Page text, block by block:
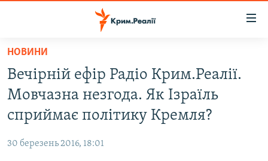
Перейти
основного
матеріалу
до
основної
навігації
ВОДА.КРИМ
ВІДЕО ТА ФОТО
БЛОГИ
НОВИНИ
Вечірній ефір Радіо Крим.Реалії.
Мовчазна незгода. Як Ізраїль
сприймає політику Кремля?
30 березень 2016, 18:01